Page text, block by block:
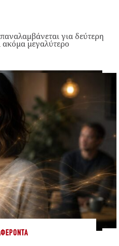
για δεύτερη
ακόμα μεγαλύτερο